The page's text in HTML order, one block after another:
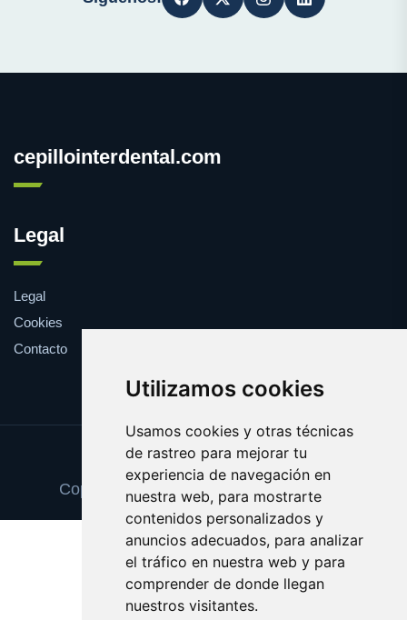
Utilizamos cookies
Usamos cookies y otras técnicas
de rastreo para mejorar tu
experiencia de navegación en
nuestra web, para mostrarte
contenidos personalizados y
anuncios adecuados, para analizar
el tráfico en nuestra web y para
comprender de donde llegan
nuestros visitantes.
cepillointerdental.com
Legal
Legal
Cookies
Contacto
Update cookies preferences
Copyright © 2025 cepillointerdental.com